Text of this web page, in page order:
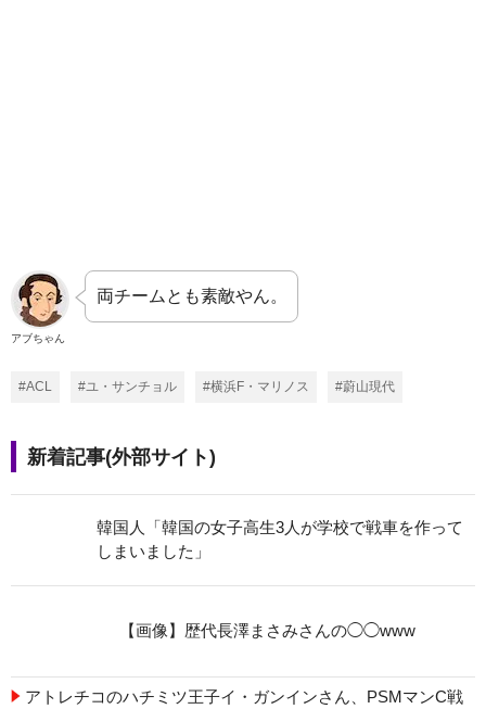
アブちゃん
両チームとも素敵やん。
#ACL #ユ・サンチョル #横浜F・マリノス #蔚山現代
新着記事(外部サイト)
韓国人「韓国の女子高生3人が学校で戦車を作って
しまいました」
【画像】歴代長澤まさみさんの◯◯www
アトレチコのハチミツ王子イ・ガンインさん、PSMマンC戦